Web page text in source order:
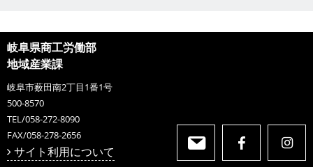
岐阜県商工労働部
地域産業課
岐阜市薮田南2丁目1番1号
500-8570
TEL/058-272-8090
FAX/058-278-2656
サイト利用について